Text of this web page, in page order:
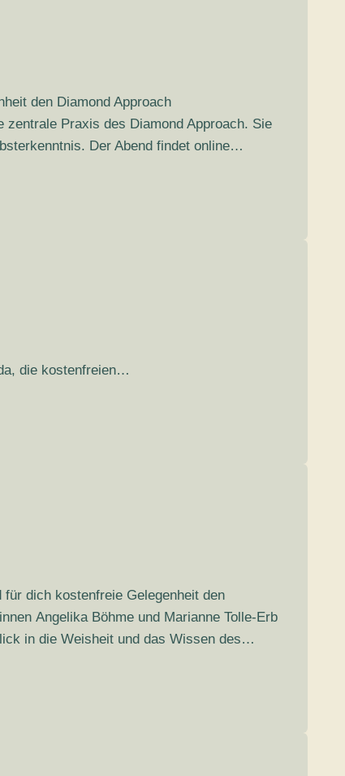
den Diamond Approach
Praxis des Diamond Approach. Sie
Der Abend findet online…
die kostenfreien…
für dich kostenfreie Gelegenheit den
Angelika Böhme und Marianne Tolle-Erb
in die Weisheit und das Wissen des…